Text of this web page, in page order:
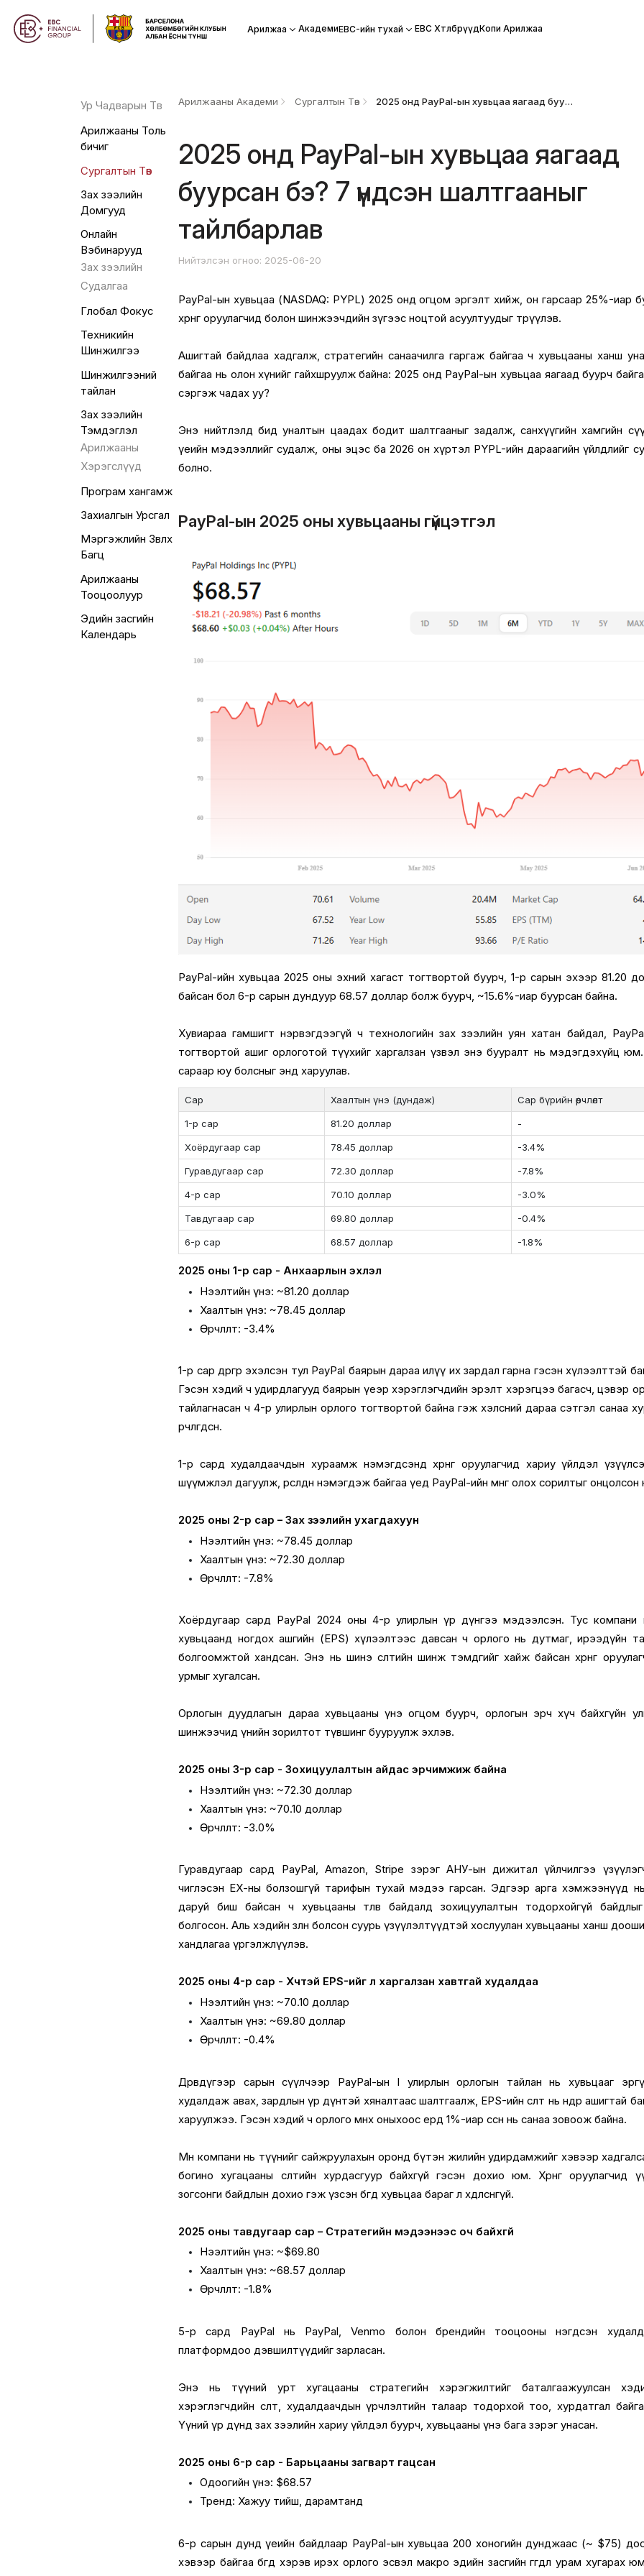
Арилжаа АкадемиEBC-ийн тухай EBC ХөтөлбөрүүдКопи Арилжаа
Ур Чадварын Төв
Арилжааны Толь
бичиг
Сургалтын Төв
Зах зээлийн
Домгууд
Онлайн
Вэбинарууд
Зах зээлийн
Судалгаа
Глобал Фокус
Техникийн
Шинжилгээ
Шинжилгээний
тайлан
Зах зээлийн
Тэмдэглэл
Арилжааны
Хэрэгслүүд
Програм хангамж
Захиалгын Урсгал
Мэргэжлийн Зөвлөх
Багц
Арилжааны
Тооцоолуур
Эдийн засгийн
Календарь
Арилжааны Академи Сургалтын Төв 2025 онд PayPal-ын хувьцаа яагаад буурсан бэ? 7 үндсэн шалтгааныг тайлбарлав
2025 онд PayPal-ын хувьцаа яагаад
буурсан бэ? 7 үндсэн шалтгааныг
тайлбарлав
Нийтэлсэн огноо: 2025-06-20
PayPal-ын хувьцаа (NASDAQ: PYPL) 2025 онд огцом эргэлт хийж, он гарсаар 25%-иар
хөрөнгө оруулагчид болон шинжээчдийн зүгээс ноцтой асуултуудыг төрүүлэв.
Ашигтай байдлаа хадгалж, стратегийн санаачилга гаргаж байгаа ч хувьцааны ханш
байгаа нь олон хүнийг гайхшруулж байна: 2025 онд PayPal-ын хувьцаа яагаад буурч
сэргэж чадах уу?
Энэ нийтлэлд бид уналтын цаадах бодит шалтгааныг задалж, санхүүгийн хамгийн
үеийн мэдээллийг судалж, оны эцэс ба 2026 он хүртэл PYPL-ийн дараагийн үйлдлийг
болно.
PayPal-ын 2025 оны хувьцааны гүйцэтгэл
PayPal-ийн хувьцаа 2025 оны эхний хагаст тогтвортой буурч, 1-р сарын эхээр 81.20
байсан бол 6-р сарын дундуур 68.57 доллар болж буурч, ~15.6%-иар буурсан байна.
Хувиараа гамшигт нэрвэгдээгүй ч технологийн зах зээлийн уян хатан байдал,
тогтвортой ашиг орлоготой түүхийг харгалзан үзвэл энэ бууралт нь мэдэгдэхүйц
сараар юу болсныг энд харуулав.
Сар Хаалтын үнэ (дундаж) Сар бүрийн өөрчлөлт
1-р сар 81.20 доллар -
Хоёрдугаар сар 78.45 доллар -3.4%
Гуравдугаар сар 72.30 доллар -7.8%
4-р сар 70.10 доллар -3.0%
Тавдугаар сар 69.80 доллар -0.4%
6-р сар 68.57 доллар -1.8%
2025 оны 1-р сар - Анхаарлын эхлэл
Нээлтийн үнэ: ~81.20 доллар
Хаалтын үнэ: ~78.45 доллар
Өөрчлөлт: -3.4%
1-р сар өөдрөгөөр эхэлсэн тул PayPal баярын дараа илүү их зардал гарна гэсэн хүлээлттэй
Гэсэн хэдий ч удирдлагууд баярын үеэр хэрэглэгчдийн эрэлт хэрэгцээ багасч, цэвэр
тайлагнасан ч 4-р улирлын орлого тогтвортой байна гэж хэлсний дараа сэтгэл санаа
өөрчлөгдсөн.
1-р сард худалдаачдын хураамж нэмэгдсэнд хөрөнгө оруулагчид хариу үйлдэл
шүүмжлэл дагуулж, өрсөлдөөн нэмэгдэж байгаа үед PayPal-ийн мөнгө олох сорилтыг
2025 оны 2-р сар – Зах зээлийн ухагдахуун
Нээлтийн үнэ: ~78.45 доллар
Хаалтын үнэ: ~72.30 доллар
Өөрчлөлт: -7.8%
Хоёрдугаар сард PayPal 2024 оны 4-р улирлын үр дүнгээ мэдээлсэн. Тус компани
хувьцаанд ногдох ашгийн (EPS) хүлээлтээс давсан ч орлого нь дутмаг, ирээдүйн
болгоомжтой хандсан. Энэ нь шинэ өсөлтийн шинж тэмдгийг хайж байсан хөрөнгө
урмыг хугалсан.
Орлогын дуудлагын дараа хувьцааны үнэ огцом буурч, орлогын эрч хүч байхгүйн
шинжээчид үнийн зорилтот түвшинг бууруулж эхлэв.
2025 оны 3-р сар - Зохицуулалтын айдас эрчимжиж байна
Нээлтийн үнэ: ~72.30 доллар
Хаалтын үнэ: ~70.10 доллар
Өөрчлөлт: -3.0%
Гуравдугаар сард PayPal, Amazon, Stripe зэрэг АНУ-ын дижитал үйлчилгээ
чиглэсэн ЕХ-ны болзошгүй тарифын тухай мэдээ гарсан. Эдгээр арга хэмжээнүүд
даруй биш байсан ч хувьцааны төлөв байдалд зохицуулалтын тодорхойгүй
болгосон. Аль хэдийн зөөлөн болсон суурь үзүүлэлтүүдтэй хослуулан хувьцааны ханш
хандлагаа үргэлжлүүлэв.
2025 оны 4-р сар - Хүчтэй EPS-ийг үл харгалзан хавтгай худалдаа
Нээлтийн үнэ: ~70.10 доллар
Хаалтын үнэ: ~69.80 доллар
Өөрчлөлт: -0.4%
Дөрөвдүгээр сарын сүүлчээр PayPal-ын I улирлын орлогын тайлан нь хувьцааг
худалдаж авах, зардлын үр дүнтэй хяналтаас шалтгаалж, EPS-ийн өсөлт нь өндөр ашигтай
харуулжээ. Гэсэн хэдий ч орлого өмнөх оныхоос ердөө 1%-иар өссөн нь санаа зовоож байна.
Мөн компани нь түүнийг сайжруулахын оронд бүтэн жилийн удирдамжийг хэвээр
богино хугацааны өсөлтийн хурдасгуур байхгүй гэсэн дохио юм. Хөрөнгө оруулагчид
зогсонги байдлын дохио гэж үзсэн бөгөөд хувьцаа бараг л хөдөлсөнгүй.
2025 оны тавдугаар сар – Стратегийн мэдээнээс оч байхгүй
Нээлтийн үнэ: ~$69.80
Хаалтын үнэ: ~68.57 доллар
Өөрчлөлт: -1.8%
5-р сард PayPal нь PayPal, Venmo болон брендийн тооцооны нэгдсэн
платформдоо дэвшилтүүдийг зарласан.
Энэ нь түүний урт хугацааны стратегийн хэрэгжилтийг баталгаажуулсан
хэрэглэгчдийн өсөлт, худалдаачдын үрчлэлтийн талаар тодорхой тоо, хурдатгал
Үүний үр дүнд зах зээлийн хариу үйлдэл буурч, хувьцааны үнэ бага зэрэг унасан.
2025 оны 6-р сар - Барьцааны загварт гацсан
Одоогийн үнэ: $68.57
Тренд: Хажуу тийш, дарамтанд
6-р сарын дунд үеийн байдлаар PayPal-ын хувьцаа 200 хоногийн дунджаас (~ $75)
хэвээр байгаа бөгөөд хэрэв ирэх орлого эсвэл макро эдийн засгийн өгөгдөл урам хугарах